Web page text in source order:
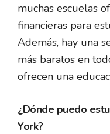
muchas escuelas
financieras para
Además, hay una
más baratos en
ofrecen una
¿Dónde puedo
York?